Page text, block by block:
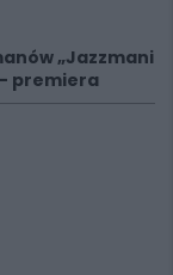
„Jazzmani
premiera